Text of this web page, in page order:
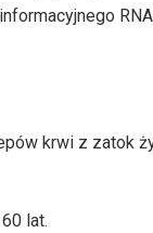
RNA
krwi z zatok
lat.